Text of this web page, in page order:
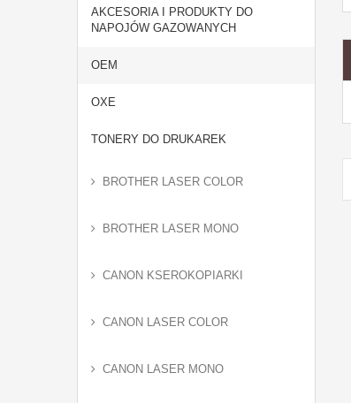
AKCESORIA I PRODUKTY DO
NAPOJÓW GAZOWANYCH
OEM
OXE
TONERY DO DRUKAREK
BROTHER LASER COLOR
BROTHER LASER MONO
CANON KSEROKOPIARKI
CANON LASER COLOR
CANON LASER MONO